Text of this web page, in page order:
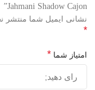
Jahmani Shadow Cajon”
نشانی ایمیل شما منتشر
*
امتیاز شما *